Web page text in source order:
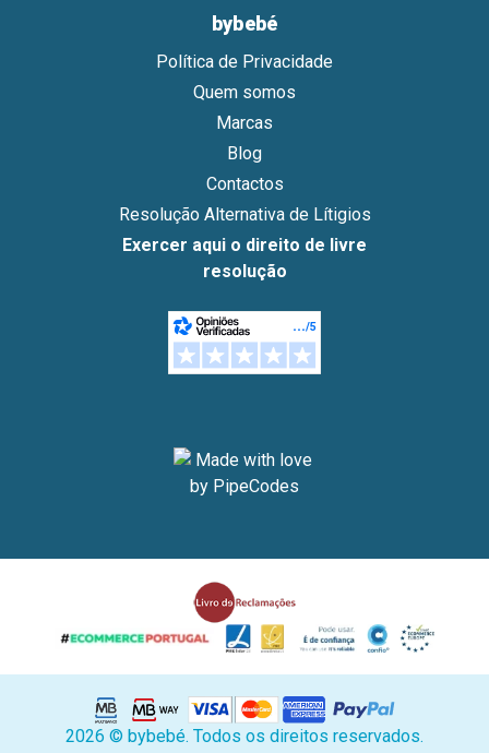
bybebé
Política de Privacidade
Quem somos
Marcas
Blog
Contactos
Resolução Alternativa de Lítigios
Exercer aqui o direito de livre
resolução
2026 © bybebé. Todos os direitos reservados.